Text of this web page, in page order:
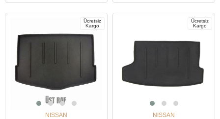
SEPETE EKLE SEPETE EKLE
Ücretsiz
Kargo
NISSAN
Ücretsiz
Kargo
NISSAN